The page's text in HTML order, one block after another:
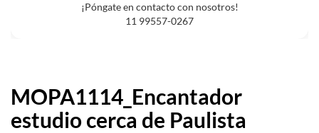
MOPA1114_Encantador
estudio cerca de Paulista
¡Póngate en contacto con nosotros!
11 99557-0267